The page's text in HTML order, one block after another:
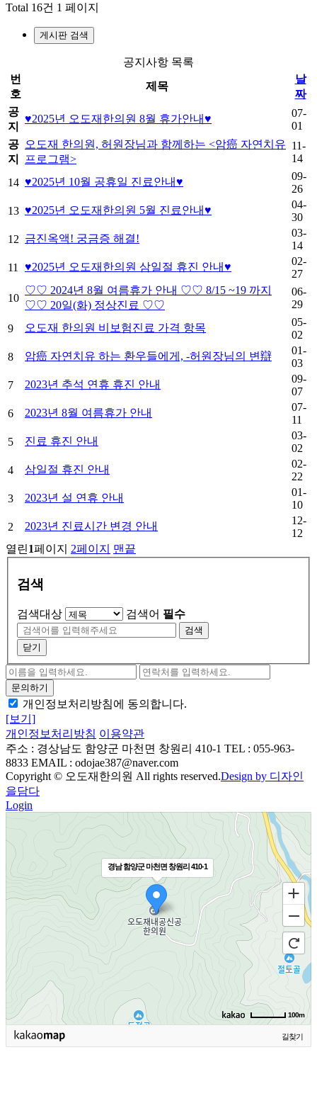
Total 16건 1 페이지
게시판 검색
공지사항 목록
번
호
제목
날
짜
공
지
♥2025년 오도재한의원 8월 휴가안내♥
07-
01
공
지
오도재 한의원, 허원장님과 함께하는 <암癌 자연치유
프로그램>
11-
14
14 ♥2025년 10월 공휴일 진료안내♥
09-
26
13 ♥2025년 오도재한의원 5월 진료안내♥
04-
30
12 금진옥액! 궁금증 해결!
03-
14
11
♥2025년 오도재한의원 삼일절 휴진 안내♥
02-
27
10
♡♡ 2024년 8월 여름휴가 안내 ♡♡ 8/15 ~19 까지
♡♡ 20일(화) 정상진료 ♡♡
06-
29
9
오도재 한의원 비보험진료 가격 항목
05-
02
8
암癌 자연치유 하는 환우들에게, -허원장님의 변辯
01-
03
7
2023년 추석 연휴 휴진 안내
09-
07
6
2023년 8월 여름휴가 안내
07-
11
5
진료 휴진 안내
03-
02
4
삼일절 휴진 안내
02-
22
3
2023년 설 연휴 안내
01-
10
2
2023년 진료시간 변경 안내
12-
12
열린1페이지 2페이지 맨끝
검색
검색대상 검색어 필수
검색
닫기
개인정보처리방침에 동의합니다.
[보기]
개인정보처리방침 이용약관
주소 : 경상남도 함양군 마천면 창원리 410-1 TEL : 055-963-
8833 EMAIL : odojae387@naver.com
Copyright © 오도재한의원 All rights reserved.Design by 디자인
을담다
Login
경남 함양군 마천면 창원리 410-1
100m
길찾기